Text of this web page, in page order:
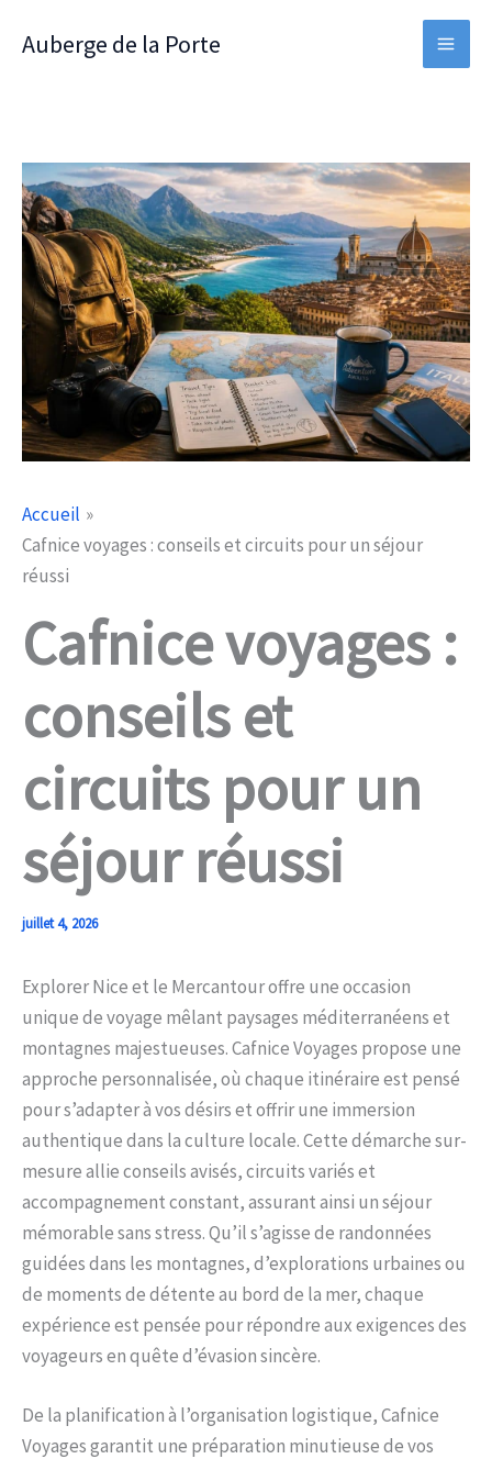
Auberge de la Porte
Accueil
Cafnice voyages : conseils et circuits pour un séjour
réussi
Cafnice voyages :
conseils et
circuits pour un
séjour réussi
juillet 4, 2026
Explorer Nice et le Mercantour offre une occasion
unique de voyage mêlant paysages méditerranéens et
montagnes majestueuses. Cafnice Voyages propose une
approche personnalisée, où chaque itinéraire est pensé
pour s’adapter à vos désirs et offrir une immersion
authentique dans la culture locale. Cette démarche sur-
mesure allie conseils avisés, circuits variés et
accompagnement constant, assurant ainsi un séjour
mémorable sans stress. Qu’il s’agisse de randonnées
guidées dans les montagnes, d’explorations urbaines ou
de moments de détente au bord de la mer, chaque
expérience est pensée pour répondre aux exigences des
voyageurs en quête d’évasion sincère.
De la planification à l’organisation logistique, Cafnice
Voyages garantit une préparation minutieuse de vos